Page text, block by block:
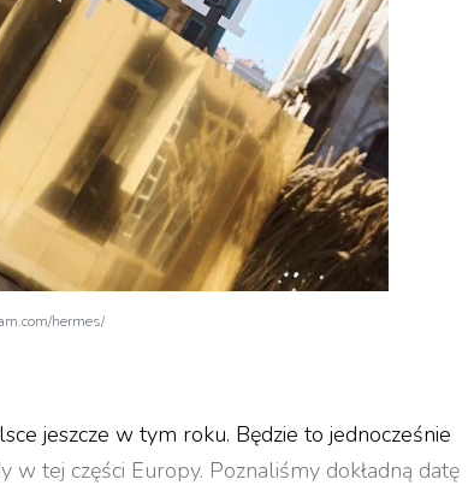
hermes/
jeszcze w tym roku. Będzie to jednocześnie
w tej części Europy. Poznaliśmy dokładną datę